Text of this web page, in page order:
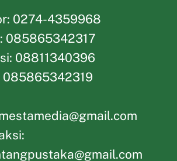
0274-4359968
085865342317
08811340396
085865342319